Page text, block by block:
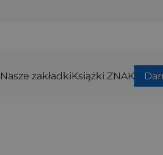
Nasze zakładkiKsiążki ZNAK